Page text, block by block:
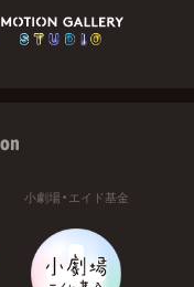
小劇場・エイド基金